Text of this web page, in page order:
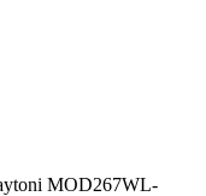
MOD267WL-